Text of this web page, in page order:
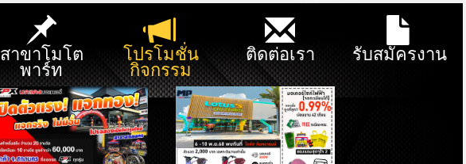
สาขาโมโต
พาร์ท
โปรโมชั่น
กิจกรรม
ติดต่อเรา รับสมัครงาน